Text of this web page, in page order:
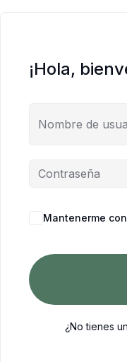
¡Hola,
Mantenerme
¿No tienes